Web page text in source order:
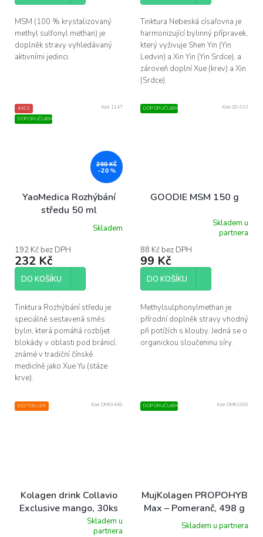
MSM (100 % krystalizovaný
methyl sulfonyl methan) je
doplněk stravy vyhledávaný
aktivními jedinci.
Tinktura Nebeská císařovna je
harmonizující bylinný přípravek,
který vyživuje Shen Yin (Yin
Ledvin) a Xin Yin (Yin Srdce), a
zároveň doplní Xue (krev) a Xin
(Srdce).
AKCE
DOPORUČUJEME
290 KČ
–20 %
YaoMedica Rozhýbání
středu 50 ml
Skladem
192 Kč bez DPH
232 Kč
DO KOŠÍKU
Tinktura Rozhýbání středu je
speciálně sestavená směs
bylin, která pomáhá rozbíjet
blokády v oblasti pod bránicí,
známé v tradiční čínské
medicíně jako Xue Yu (stáze
krve).
Kód: 114T DOPORUČUJEME
GOODIE MSM 150 g
produktu
je
5,0
5
Skladem u
partnera
88 Kč bez DPH
99 Kč
DO KOŠÍKU
Methylsulphonylmethan je
přírodní doplněk stravy vhodný
při potížích s klouby. Jedná se o
organickou sloučeninu síry.
Kód: GD-633
BESTSELLER
Kolagen drink Collavio
Exclusive mango, 30ks
Skladem u
partnera
Kód: OM69440 DOPORUČUJEME
MujKolagen PROPOHYB
Max – Pomeranč, 498 g
Skladem u partnera
Kód: OM81960